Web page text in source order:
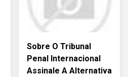
Sobre O Tribunal
Penal Internacional
Assinale A Alternativa